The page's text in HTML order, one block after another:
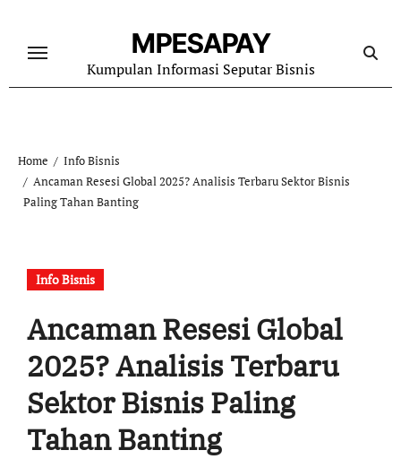
content
MPESAPAY
Kumpulan Informasi Seputar Bisnis
Home
Info Bisnis
Ancaman Resesi Global 2025? Analisis Terbaru Sektor Bisnis
Paling Tahan Banting
Info Bisnis
Ancaman Resesi Global
2025? Analisis Terbaru
Sektor Bisnis Paling
Tahan Banting